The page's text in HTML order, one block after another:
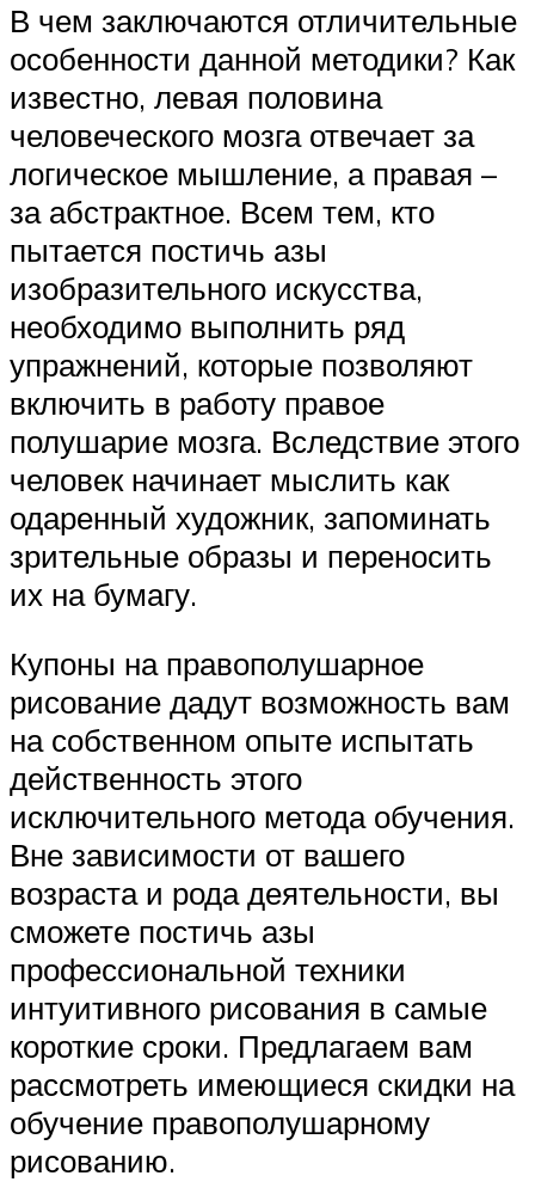
В чем заключаются отличительные
особенности данной методики? Как
известно, левая половина
человеческого мозга отвечает за
логическое мышление, а правая –
за абстрактное. Всем тем, кто
пытается постичь азы
изобразительного искусства,
необходимо выполнить ряд
упражнений, которые позволяют
включить в работу правое
полушарие мозга. Вследствие этого
человек начинает мыслить как
одаренный художник, запоминать
зрительные образы и переносить
их на бумагу.
Купоны на правополушарное
рисование дадут возможность вам
на собственном опыте испытать
действенность этого
исключительного метода обучения.
Вне зависимости от вашего
возраста и рода деятельности, вы
сможете постичь азы
профессиональной техники
интуитивного рисования в самые
короткие сроки. Предлагаем вам
рассмотреть имеющиеся скидки на
обучение правополушарному
рисованию.